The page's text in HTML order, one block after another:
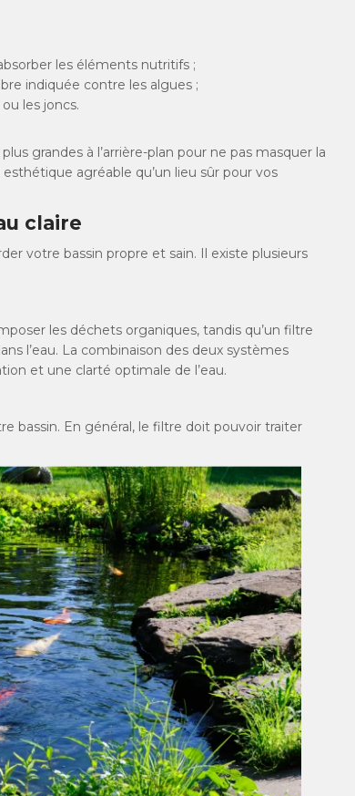
les éléments nutritifs ;
indiquée contre les algues ;
les joncs.
grandes à l’arrière-plan pour ne pas masquer la
agréable qu’un lieu sûr pour vos
claire
votre bassin propre et sain. Il existe plusieurs
les déchets organiques, tandis qu’un filtre
l’eau. La combinaison des deux systèmes
et une clarté optimale de l’eau.
bassin. En général, le filtre doit pouvoir traiter